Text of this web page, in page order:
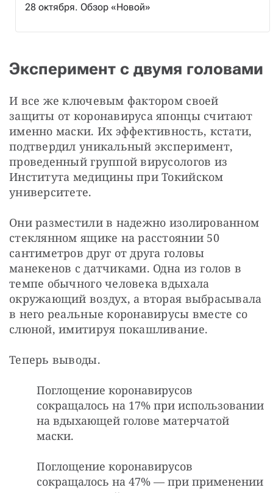
28 октября. Обзор «Новой»
Эксперимент с двумя головами
И все же ключевым фактором своей
защиты от коронавируса японцы считают
именно маски. Их эффективность, кстати,
подтвердил уникальный эксперимент,
проведенный группой вирусологов из
Института медицины при Токийском
университете.
Они разместили в надежно изолированном
стеклянном ящике на расстоянии 50
сантиметров друг от друга головы
манекенов с датчиками. Одна из голов в
темпе обычного человека вдыхала
окружающий воздух, а вторая выбрасывала
в него реальные коронавирусы вместе со
слюной, имитируя покашливание.
Теперь выводы.
Поглощение коронавирусов
сокращалось на 17% при использовании
на вдыхающей голове матерчатой
маски.
Поглощение коронавирусов
сокращалось на 47% — при применении